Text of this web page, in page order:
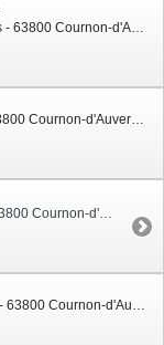
10 Avenue d'Aubiere Zone d'activités - 63800 Cournon-d'Auvergne
Rue du Bois Joli Zone d'activités - 63800 Cournon-d'Auvergne
9 rue Saint Exupery Zone d'activités - 63800 Cournon-d'Auvergne